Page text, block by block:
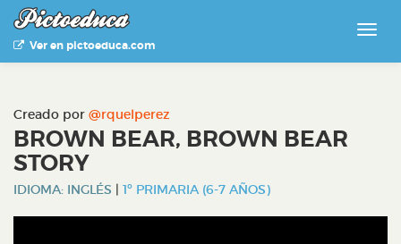
Ver en pictoeduca.com
Creado por @rquelperez
BROWN BEAR, BROWN BEAR
STORY
IDIOMA: INGLÉS | 1º PRIMARIA (6-7 AÑOS)